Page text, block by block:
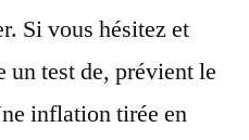
Si vous hésitez et
un test de, prévient le
inflation tirée en